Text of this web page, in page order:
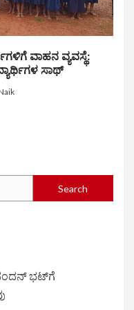
ವಾಹನ ವ್ಯವಸ್ಥೆ:
ಸಾಥ್
Search
ಭಟ್‌ಗೆ